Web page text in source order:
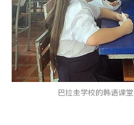
巴拉圭学校的韩语课